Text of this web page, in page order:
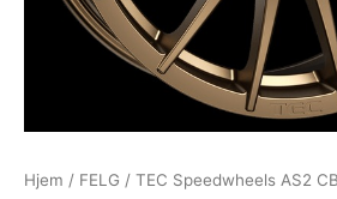
Hjem / FELG / TEC Speedwheels AS2